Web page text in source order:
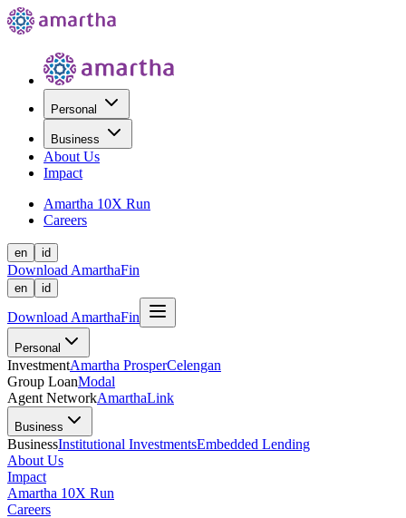
Personal
Business
About Us
Impact
Amartha 10X Run
Careers
en id
Download AmarthaFin
en id
Download AmarthaFin
Personal
InvestmentAmartha ProsperCelengan
Group LoanModal
Agent NetworkAmarthaLink
Business
BusinessInstitutional InvestmentsEmbedded Lending
About Us
Impact
Amartha 10X Run
Careers